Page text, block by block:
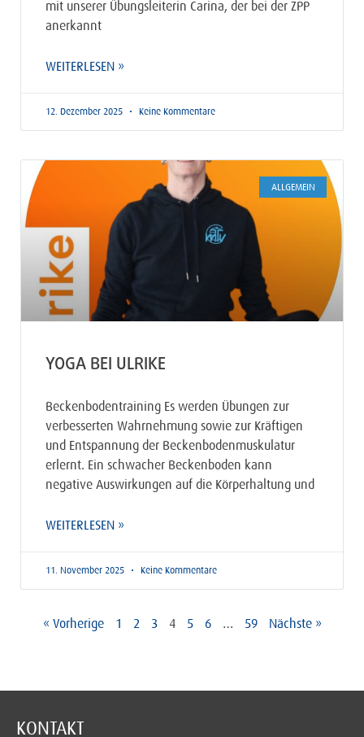
mit unserer Übungsleiterin Carina, der bei der ZPP
anerkannt
WEITERLESEN »
12. Dezember 2025 Keine Kommentare
ALLGEMEIN
YOGA BEI ULRIKE
Beckenbodentraining Es werden Übungen zur
verbesserten Wahrnehmung sowie zur Kräftigen
und Entspannung der Beckenbodenmuskulatur
erlernt. Ein schwacher Beckenboden kann
negative Auswirkungen auf die Körperhaltung und
WEITERLESEN »
11. November 2025 Keine Kommentare
« Vorherige 1 2 3 4 5 6 … 59 Nächste »
KONTAKT